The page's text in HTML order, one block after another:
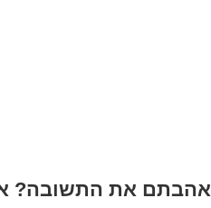
אהבתם את התשובה?